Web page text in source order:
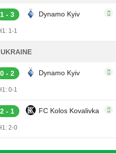
1 - 3 Dynamo Kyiv
1-1
0 - 2 Dynamo Kyiv
0-1
2 - 1 FC Kolos Kovalivka
2-0